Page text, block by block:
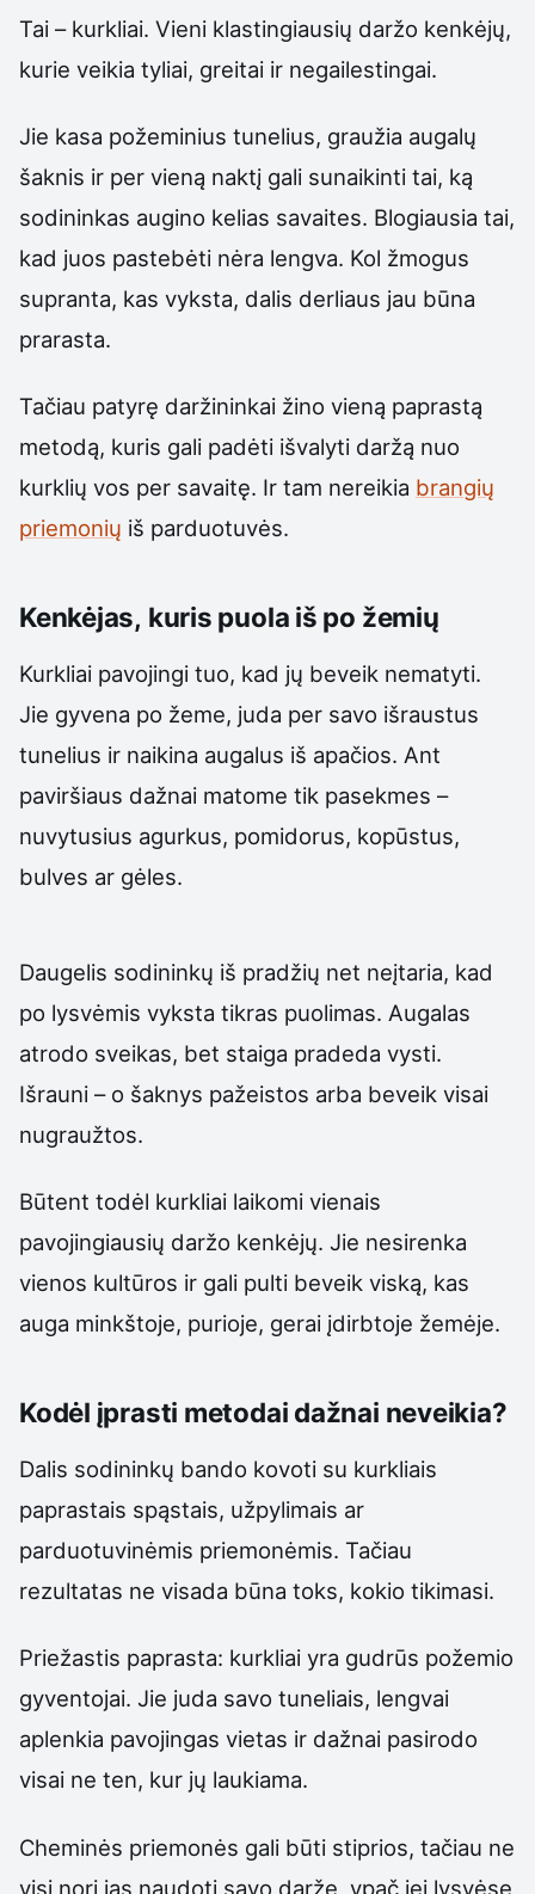
Tai – kurkliai. Vieni klastingiausių daržo kenkėjų,
kurie veikia tyliai, greitai ir negailestingai.
Jie kasa požeminius tunelius, graužia augalų
šaknis ir per vieną naktį gali sunaikinti tai, ką
sodininkas augino kelias savaites. Blogiausia tai,
kad juos pastebėti nėra lengva. Kol žmogus
supranta, kas vyksta, dalis derliaus jau būna
prarasta.
Tačiau patyrę daržininkai žino vieną paprastą
metodą, kuris gali padėti išvalyti daržą nuo
kurklių vos per savaitę. Ir tam nereikia brangių
priemonių iš parduotuvės.
Kenkėjas, kuris puola iš po žemių
Kurkliai pavojingi tuo, kad jų beveik nematyti.
Jie gyvena po žeme, juda per savo išraustus
tunelius ir naikina augalus iš apačios. Ant
paviršiaus dažnai matome tik pasekmes –
nuvytusius agurkus, pomidorus, kopūstus,
bulves ar gėles.
Daugelis sodininkų iš pradžių net neįtaria, kad
po lysvėmis vyksta tikras puolimas. Augalas
atrodo sveikas, bet staiga pradeda vysti.
Išrauni – o šaknys pažeistos arba beveik visai
nugraužtos.
Būtent todėl kurkliai laikomi vienais
pavojingiausių daržo kenkėjų. Jie nesirenka
vienos kultūros ir gali pulti beveik viską, kas
auga minkštoje, purioje, gerai įdirbtoje žemėje.
Kodėl įprasti metodai dažnai neveikia?
Dalis sodininkų bando kovoti su kurkliais
paprastais spąstais, užpylimais ar
parduotuvinėmis priemonėmis. Tačiau
rezultatas ne visada būna toks, kokio tikimasi.
Priežastis paprasta: kurkliai yra gudrūs požemio
gyventojai. Jie juda savo tuneliais, lengvai
aplenkia pavojingas vietas ir dažnai pasirodo
visai ne ten, kur jų laukiama.
Cheminės priemonės gali būti stiprios, tačiau ne
visi nori jas naudoti savo darže, ypač jei lysvėse